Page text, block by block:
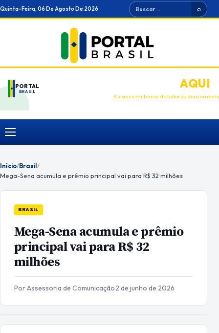
Ir
para
Quinta-Feira, 06 De Agosto De 2026 Buscar ⌕
PORTAL
BRASIL
ANUNCIEAQUI
Alcance milhares de leitores diariamente
Menu
Início/Brasil/
Mega-Sena acumula e prêmio principal vai para R$ 32 milhões
BRASIL
Mega-Sena acumula e prêmio
principal vai para R$ 32
milhões
Por Assessoria de Comunicação·2 de junho de 2026